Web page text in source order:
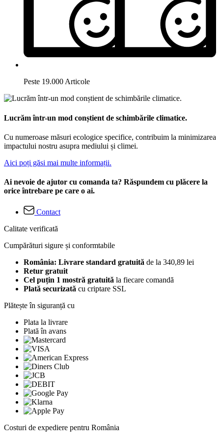
Peste 19.000 Articole
Lucrăm într-un mod conștient de schimbările climatice.
Cu numeroase măsuri ecologice specifice, contribuim la minimizarea
impactului nostru asupra mediului și climei.
Aici poți găsi mai multe informații.
Ai nevoie de ajutor cu comanda ta? Răspundem cu plăcere la
orice întrebare pe care o ai.
Contact
Calitate verificată
Cumpărături sigure și conformtabile
România: Livrare standard gratuită de la 340,89 lei
Retur gratuit
Cel puțin 1 mostră gratuită la fiecare comandă
Plată securizată cu criptare SSL
Plătește în siguranță cu
Plata la livrare
Plată în avans
Costuri de expediere pentru România